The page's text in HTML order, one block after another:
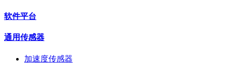
软件平台
通用传感器
加速度传感器